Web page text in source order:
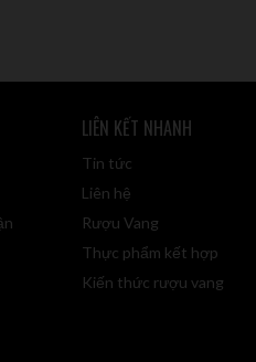
LIÊN KẾT NHANH
Tin tức
Liên hệ
Rượu Vang
Thực phẩm kết hợp
Kiến thức rượu vang